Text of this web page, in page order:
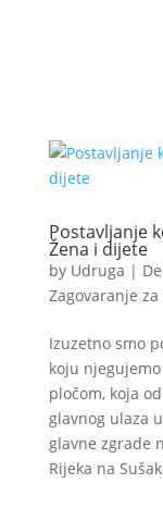
Postavljanje
Žena i dijete
by Udruga |
Zagovaranje za
Izuzetno smo
koju
pločom, koja
glavnog ulaza
glavne zgrade
Rijeka na